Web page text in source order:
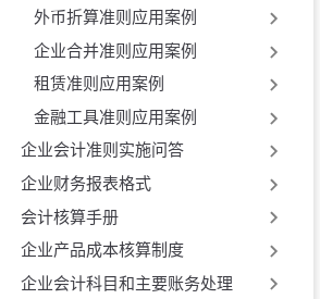
外币折算准则应用案例
企业合并准则应用案例
租赁准则应用案例
金融工具准则应用案例
企业会计准则实施问答
企业财务报表格式
会计核算手册
企业产品成本核算制度
企业会计科目和主要账务处理